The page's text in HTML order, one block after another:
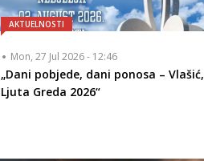
AKTUELNOSTI
Mon, 27 Jul 2026 - 12:46
„Dani pobjede, dani ponosa – Vlašić,
Ljuta Greda 2026“